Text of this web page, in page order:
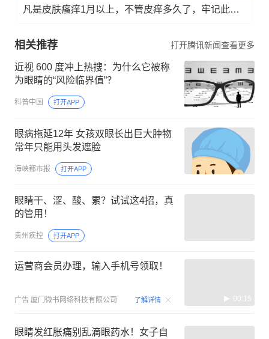
凡是皮肤瘙痒1月以上，不管皮痒多久了，牢记此法，快！准！狠！
相关推荐 打开腾讯新闻查看更多
近视 600 度冲上热搜：为什么它被称
为眼睛的“风险临界值”？
科普中国 打开APP
眼病拖延12年 女孩双眼长出巨大肿物
常年只能用头发遮脸
海峡都市报 打开APP
眼睛干、涩、酸、累？试试这4招，真
的管用！
贵州疾控 打开APP
运营商会员办理，输入手机号领取！
广告 厦门微书网络科技有限公司 了解详情 00:15
眼睛发红胀痛别乱滴眼药水！女子自